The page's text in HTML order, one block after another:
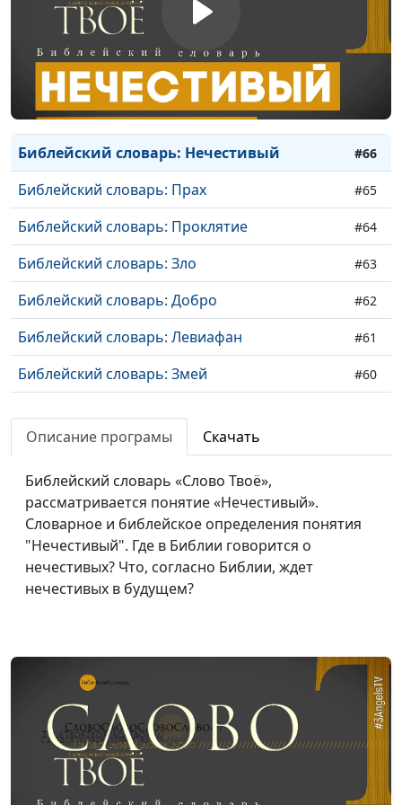
Библейский словарь: Праведный человек
Библейский словарь: Покаяние #69
Библейский словарь: Грех
Библейский словарь: Гордость #67
Библейский словарь: Нечестивый #66
Библейский словарь: Прах #65
Библейский словарь: Проклятие #64
Библейский словарь: Зло #63
Библейский словарь: Добро #62
Библейский словарь: Левиафан #61
Библейский словарь: Змей #60
Библейский словарь: Суббота
Библейский словарь: Заповедать
Библейский словарь: Владычествовать #56
Библейский словарь: Благословить
Библейский словарь: Прилепиться
#52
Библейский словарь: Плоть #51
Библейский словарь: Дух #50
Библейский словарь: Душа #49
Описание програмы Скачать
Библейский словарь «Слово Твоё»,
рассматривается понятие «Нечестивый».
Словарное и библейское определения понятия
"Нечестивый". Где в Библии говорится о
нечестивых? Что, согласно Библии, ждет
нечестивых в будущем?